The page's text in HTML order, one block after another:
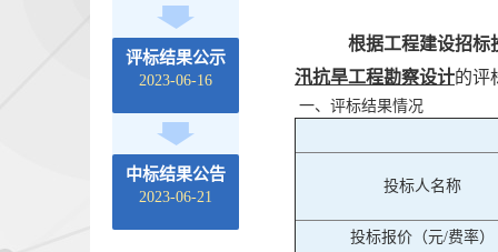
评标结果公示
2023-06-16
中标结果公告
2023-06-21
根据工程建设招标
汛抗旱工程勘察设计的评
一、评标结果情况
投标人名称
投标报价（元/费率）